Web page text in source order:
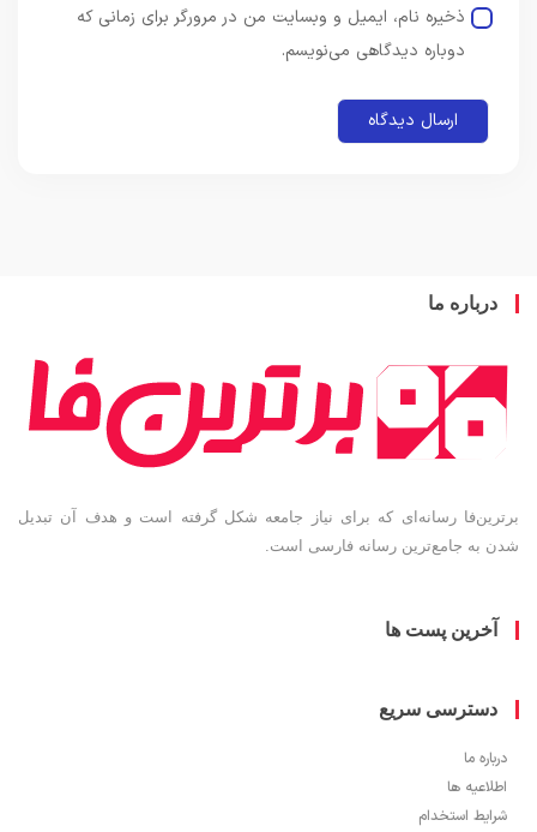
ذخیره نام، ایمیل و وبسایت من در مرورگر برای زمانی که
دوباره دیدگاهی می‌نویسم.
ما
رسانه‌ای که برای نیاز جامعه شکل گرفته است و هدف آن تبدیل
جامع‌ترین رسانه فارسی است.
پست ها
سریع
ها
استخدام